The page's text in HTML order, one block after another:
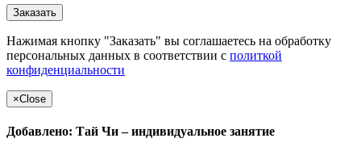
Заказать
Нажимая кнопку "Заказать" вы соглашаетесь на обработку
персональных данных в соответствии с политкой
конфиденциальности
×Close
Добавлено: Тай Чи – индивидуальное занятие